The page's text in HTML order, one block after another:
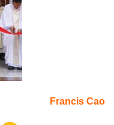
Francis Cao